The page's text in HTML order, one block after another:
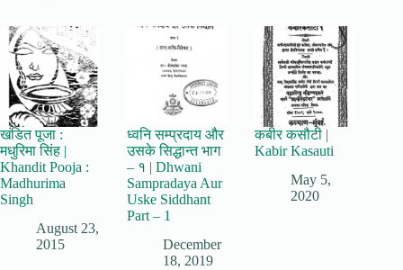
खंडित पूजा :
मधुरिमा सिंह |
Khandit Pooja :
Madhurima
Singh
August 23,
2015
ध्वनि सम्प्रदाय और
उसके सिद्धान्त भाग
– १ | Dhwani
Sampradaya Aur
Uske Siddhant
Part – 1
December
18, 2019
कबीर कसौटी |
Kabir Kasauti
May 5,
2020